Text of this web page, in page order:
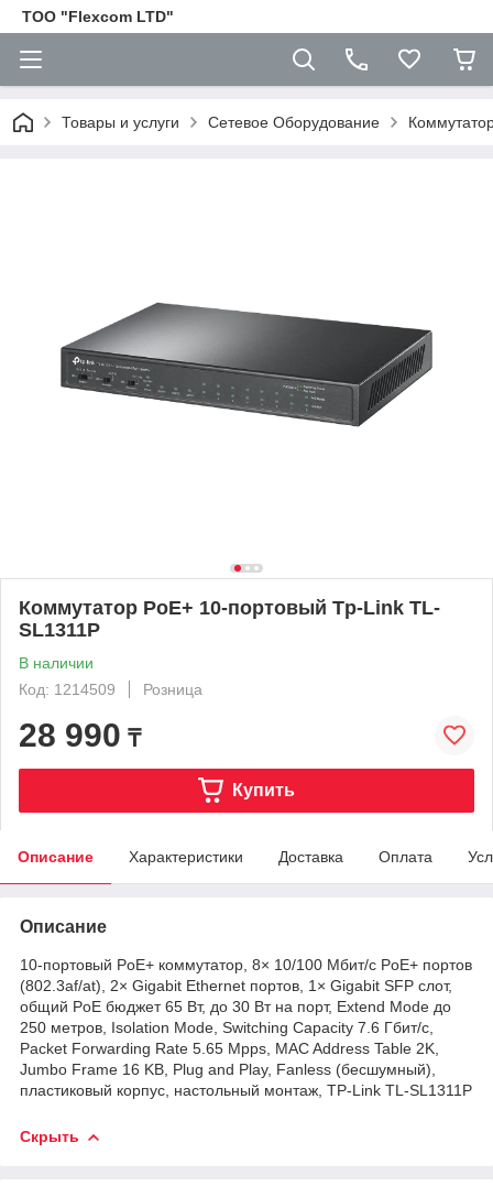
ТОО "Flexcom LTD"
Товары и услуги Сетевое Оборудование
Коммутатор PoE+ 10-портовый Tp-Link TL-
SL1311P
В наличии
Код: 1214509
Розница
28 990 ₸
Купить
Описание Характеристики Доставка Оплата
Описание
10-портовый PoE+ коммутатор, 8× 10/100 Мбит/с PoE+ портов
(802.3af/at), 2× Gigabit Ethernet портов, 1× Gigabit SFP слот,
общий PoE бюджет 65 Вт, до 30 Вт на порт, Extend Mode до
250 метров, Isolation Mode, Switching Capacity 7.6 Гбит/с,
Packet Forwarding Rate 5.65 Mpps, MAC Address Table 2K,
Jumbo Frame 16 KB, Plug and Play, Fanless (бесшумный),
пластиковый корпус, настольный монтаж, TP-Link TL-SL1311P
Скрыть